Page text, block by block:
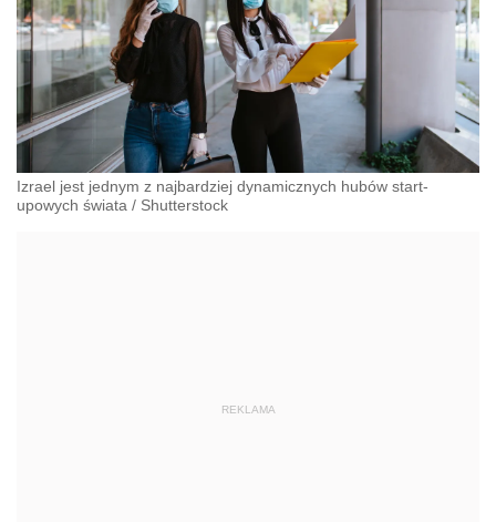
Izrael jest jednym z najbardziej dynamicznych hubów start-
upowych świata / Shutterstock